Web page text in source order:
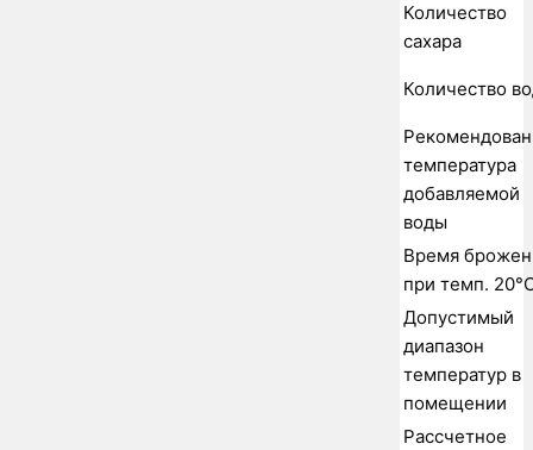
Количество
сахара
Количество
температура
добавляемой
воды
Время
при темп.
Допустимый
диапазон
температур в
помещении
Рассчетное